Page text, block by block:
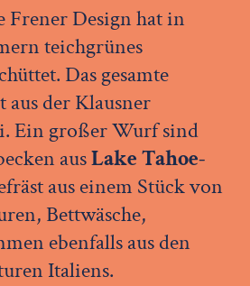
Frener Design hat in
teichgrünes
Das gesamte
der Klausner
Ein großer Wurf sind
ausLake Tahoe-
aus einem Stück von
Bettwäsche,
ebenfalls aus den
Italiens.